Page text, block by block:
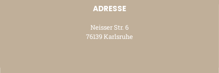
ADRESSE
Neisser Str. 6
76139 Karlsruhe